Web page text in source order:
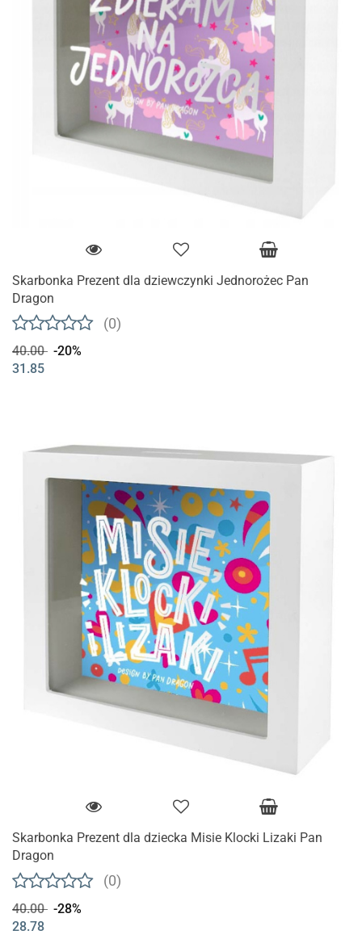
Skarbonka Prezent dla dziewczynki Jednorożec Pan
Dragon
(0)
40.00 -20%
31.85
Skarbonka Prezent dla dziecka Misie Klocki Lizaki Pan
Dragon
(0)
40.00 -28%
28.78